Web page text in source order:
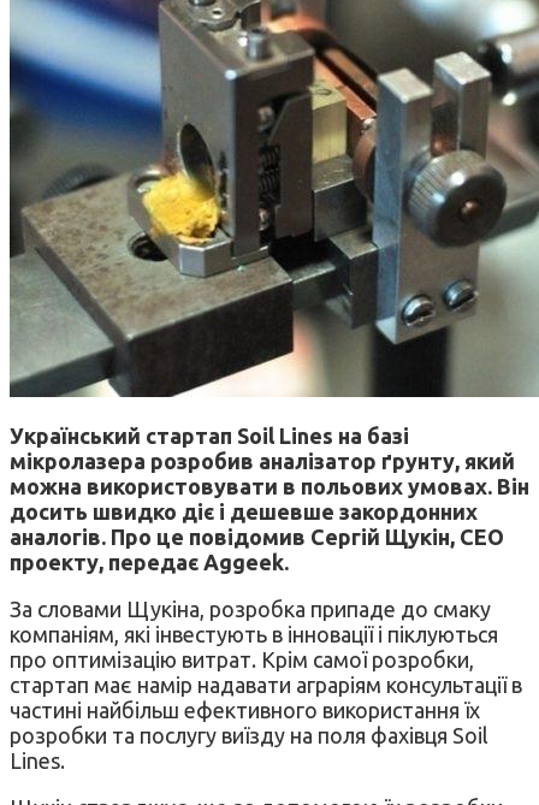
Український стартап Soil Lines на базі
мікролазера розробив аналізатор ґрунту, який
можна використовувати в польових умовах. Він
досить швидко діє і дешевше закордонних
аналогів. Про це повідомив Сергій Щукін, CEO
проекту, передає Aggeek.
За словами Щукіна, розробка припаде до смаку
компаніям, які інвестують в інновації і піклуються
про оптимізацію витрат. Крім самої розробки,
стартап має намір надавати аграріям консультації в
частині найбільш ефективного використання їх
розробки та послугу виїзду на поля фахівця Soil
Lines.